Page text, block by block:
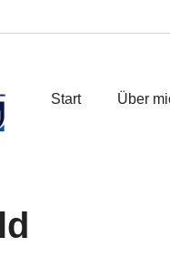
Start Über